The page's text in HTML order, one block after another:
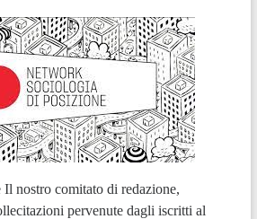
Il nostro comitato di redazione,
pervenute dagli iscritti al